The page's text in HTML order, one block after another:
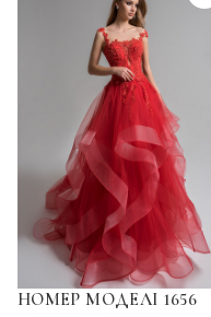
НОМЕР МОДЕЛІ 1656